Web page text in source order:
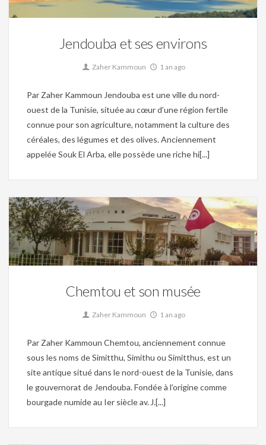
0
Jendouba et ses environs
Zaher Kammoun 1 an ago
Par Zaher Kammoun Jendouba est une ville du nord-
ouest de la Tunisie, située au cœur d’une région fertile
connue pour son agriculture, notamment la culture des
céréales, des légumes et des olives. Anciennement
appelée Souk El Arba, elle possède une riche hi[...]
0
Christianisme, Mosaique, Musée, Patrimoine,
Site archéologique,
Tunisie byzantine, Tunisie romaine
Chemtou et son musée
Zaher Kammoun 1 an ago
Par Zaher Kammoun Chemtou, anciennement connue
sous les noms de Simitthu, Simithu ou Simitthus, est un
site antique situé dans le nord-ouest de la Tunisie, dans
le gouvernorat de Jendouba. Fondée à l’origine comme
bourgade numide au Ier siècle av. J.[...]